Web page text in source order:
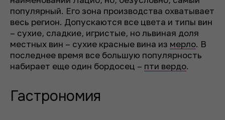
популярный. Его зона производства охватывает
весь регион. Допускаются все цвета и типы вин
– сухие, сладкие, игристые, но львиная доля
местных вин – сухие красные вина из мерло. В
последнее время все большую популярность
набирает еще один бордосец – пти вердо.
Гастрономия